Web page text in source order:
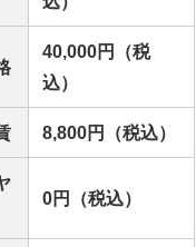
40,000円（税
込）
8,800円（税込）
0円（税込）